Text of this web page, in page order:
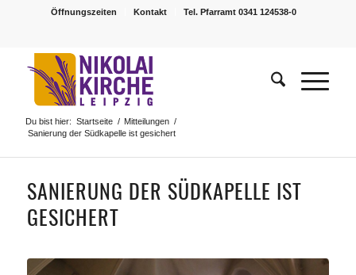
Öffnungszeiten Kontakt Tel. Pfarramt 0341 124538-0
Du bist hier: Startseite / Mitteilungen /
Sanierung der Südkapelle ist gesichert
SANIERUNG DER SÜDKAPELLE IST
GESICHERT